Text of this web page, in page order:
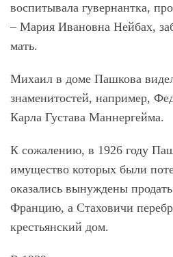
воспитывала гувернантка,
– Мария Ивановна Нейбах,
мать.
Михаил в доме Пашкова
знаменитостей, например,
Карла Густава Маннергейма.
К сожалению, в 1926 году
имущество которых были
оказались вынуждены
Францию, а Стаховичи
крестьянский дом.